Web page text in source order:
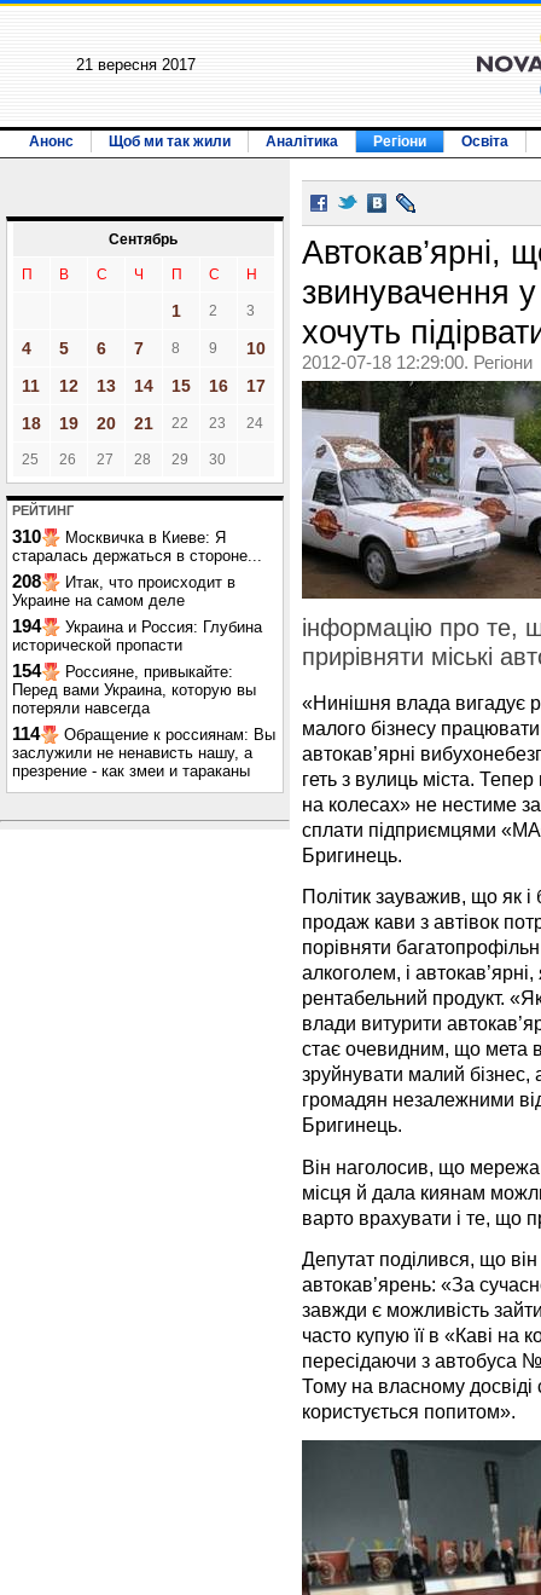
21 вересня 2017
Анонс Щоб ми так жили Аналітика Регіони Освіта
Сентябрь
П В С Ч П С Н
1 2 3
4 5 6 7 8 9
10
11
12 13 14 15 16
17
18
19 20 21 22 23 24
25 26 27 28 29 30
РЕЙТИНГ
310
Москвичка в Киеве: Я
старалась держаться в стороне...
208
Итак, что происходит в
Украине на самом деле
194
Украина и Россия: Глубина
исторической пропасти
154
Россияне, привыкайте:
Перед вами Украина, которую вы
потеряли навсегда
114
Обращение к россиянам: Вы
заслужили не ненависть нашу, а
презрение - как змеи и тараканы
Автокав’ярні,
звинувачення
хочуть
2012-07-18 12:29:00. Регіони
інформацію про те,
прирівняти міські
«Нинішня влада вигадує
малого бізнесу
автокав’ярні
геть з вулиць міста.
на колесах» не нестиме
сплати підприємцями
Бригинець.
Політик зауважив, що як і
продаж кави з автівок
порівняти
алкоголем, і
рентабельний продукт.
влади витурити
стає очевидним, що мета
зруйнувати малий
громадян незалежними
Бригинець.
Він наголосив, що мережа
місця й дала киянам
варто врахувати і те, що
Депутат поділився, що
автокав’ярень: «За
завжди є можливість
часто купую її в «Каві на
пересідаючи з автобуса
Тому на власному досвіді
користується попитом».